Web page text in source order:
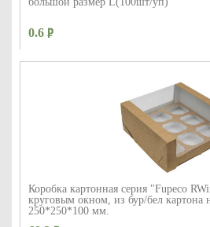
0.6
Коробка картонная серия "Fupeco
круговым окном, из бур/бел картона
250*250*100 мм.